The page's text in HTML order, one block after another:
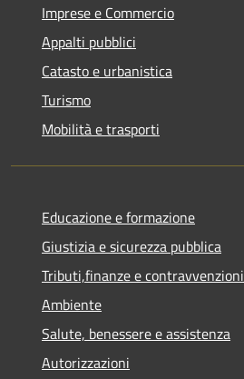
Imprese e Commercio
Appalti pubblici
Catasto e urbanistica
Turismo
Mobilità e trasporti
Educazione e formazione
Giustizia e sicurezza pubblica
Tributi,finanze e contravvenzioni
Ambiente
Salute, benessere e assistenza
Autorizzazioni